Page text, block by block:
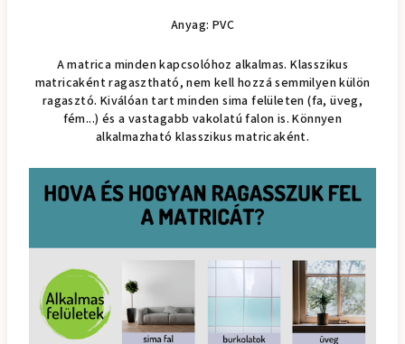
Anyag: PVC
A matrica minden kapcsolóhoz alkalmas. Klasszikus
matricaként ragasztható, nem kell hozzá semmilyen külön
ragasztó. Kiválóan tart minden sima felületen (fa, üveg,
fém...) és a vastagabb vakolatú falon is. Könnyen
alkalmazható klasszikus matricaként.